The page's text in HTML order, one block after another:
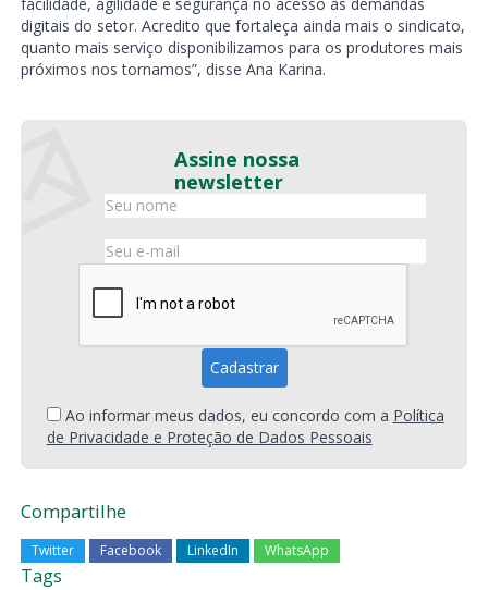
digitais do setor. Acredito que fortaleça ainda mais o sindicato,
quanto mais serviço disponibilizamos para os produtores mais
próximos nos tornamos”, disse Ana Karina.
Assine nossa
newsletter
Ao informar meus dados, eu concordo com a Política
de Privacidade e Proteção de Dados Pessoais
Compartilhe
Twitter Facebook LinkedIn WhatsApp
Tags